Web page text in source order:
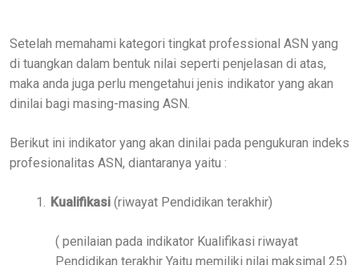
Setelah memahami kategori tingkat professional ASN yang
di tuangkan dalam bentuk nilai seperti penjelasan di atas,
maka anda juga perlu mengetahui jenis indikator yang akan
dinilai bagi masing-masing ASN.
Berikut ini indikator yang akan dinilai pada pengukuran indeks
profesionalitas ASN, diantaranya yaitu :
1. Kualifikasi (riwayat Pendidikan terakhir)
( penilaian pada indikator Kualifikasi riwayat
Pendidikan terakhir Yaitu memiliki nilai maksimal 25)